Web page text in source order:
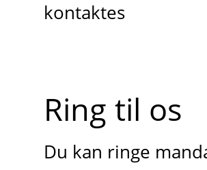
kontaktes
Ring til os
Du kan ringe